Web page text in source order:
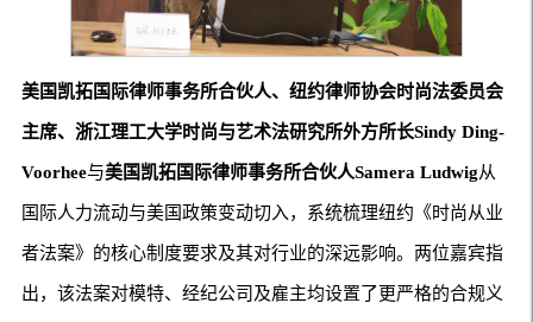
美国凯拓国际律师事务所合伙人、纽约律师协会时尚法委员会
主席、浙江理工大学时尚与艺术法研究所外方所长Sindy Ding-
Voorhee与美国凯拓国际律师事务所合伙人Samera Ludwig从
国际人力流动与美国政策变动切入，系统梳理纽约《时尚从业
者法案》的核心制度要求及其对行业的深远影响。两位嘉宾指
出，该法案对模特、经纪公司及雇主均设置了更严格的合规义